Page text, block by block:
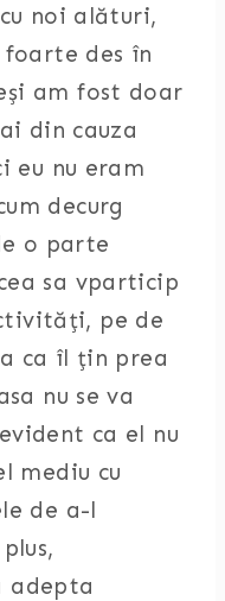
noi alături,
des în
am fost doar
din cauza
eu nu eram
decurg
o parte
sa vparticip
pe de
ca îl țin prea
nu se va
ca el nu
mediu cu
de a-l
adepta